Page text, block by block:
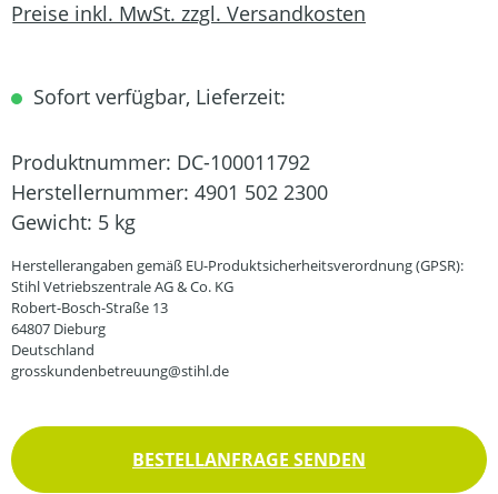
Preise inkl. MwSt. zzgl. Versandkosten
Sofort verfügbar, Lieferzeit:
Produktnummer: DC-100011792
Herstellernummer: 4901 502 2300
Gewicht: 5 kg
Herstellerangaben gemäß EU-Produktsicherheitsverordnung (GPSR):
Stihl Vetriebszentrale AG & Co. KG
Robert-Bosch-Straße 13
64807 Dieburg
Deutschland
grosskundenbetreuung@stihl.de
BESTELLANFRAGE SENDEN